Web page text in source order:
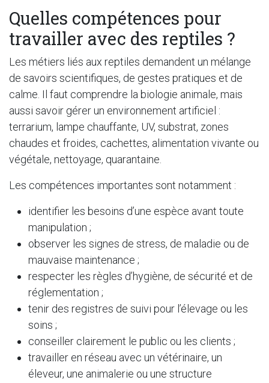
Quelles compétences pour
travailler avec des reptiles ?
Les métiers liés aux reptiles demandent un mélange
de savoirs scientifiques, de gestes pratiques et de
calme. Il faut comprendre la biologie animale, mais
aussi savoir gérer un environnement artificiel :
terrarium, lampe chauffante, UV, substrat, zones
chaudes et froides, cachettes, alimentation vivante ou
végétale, nettoyage, quarantaine.
Les compétences importantes sont notamment :
identifier les besoins d’une espèce avant toute
manipulation ;
observer les signes de stress, de maladie ou de
mauvaise maintenance ;
respecter les règles d’hygiène, de sécurité et de
réglementation ;
tenir des registres de suivi pour l’élevage ou les
soins ;
conseiller clairement le public ou les clients ;
travailler en réseau avec un vétérinaire, un
éleveur, une animalerie ou une structure